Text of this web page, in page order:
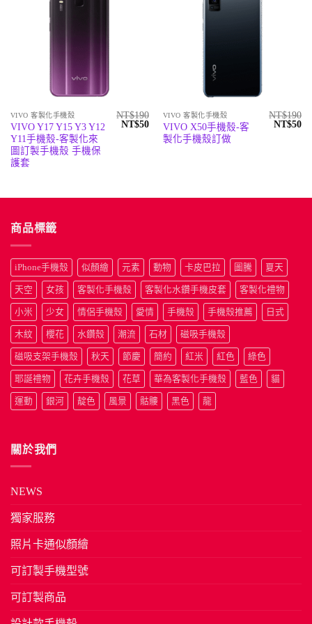
VIVO 客製化手機殼
VIVO Y17 Y15 Y3 Y12
Y11手機殼-客製化來
圖訂製手機殼 手機保
護套
NT$190
原
NT$50目
VIVO 客製化手機殼
VIVO X50手機殼-客
製化手機殼訂做
NT$190
原
NT$50目
商品標籤
iPhone手機殼 似顏繪 元素 動物 卡皮巴拉 圖騰 夏天
天空 女孩 客製化手機殼 客製化水鑽手機皮套 客製化禮物
小米 少女 情侶手機殼 愛情 手機殼 手機殼推薦 日式
木紋 櫻花 水鑽殼 潮流 石材 磁吸手機殼
磁吸支架手機殼 秋天 節慶 簡約 紅米 紅色 綠色
耶誕禮物 花卉手機殼 花草 華為客製化手機殼 藍色 貓
運動 銀河 靛色 風景 骷髏 黑色 龍
關於我們
NEWS
獨家服務
照片卡通似顏繪
可訂製手機型號
可訂製商品